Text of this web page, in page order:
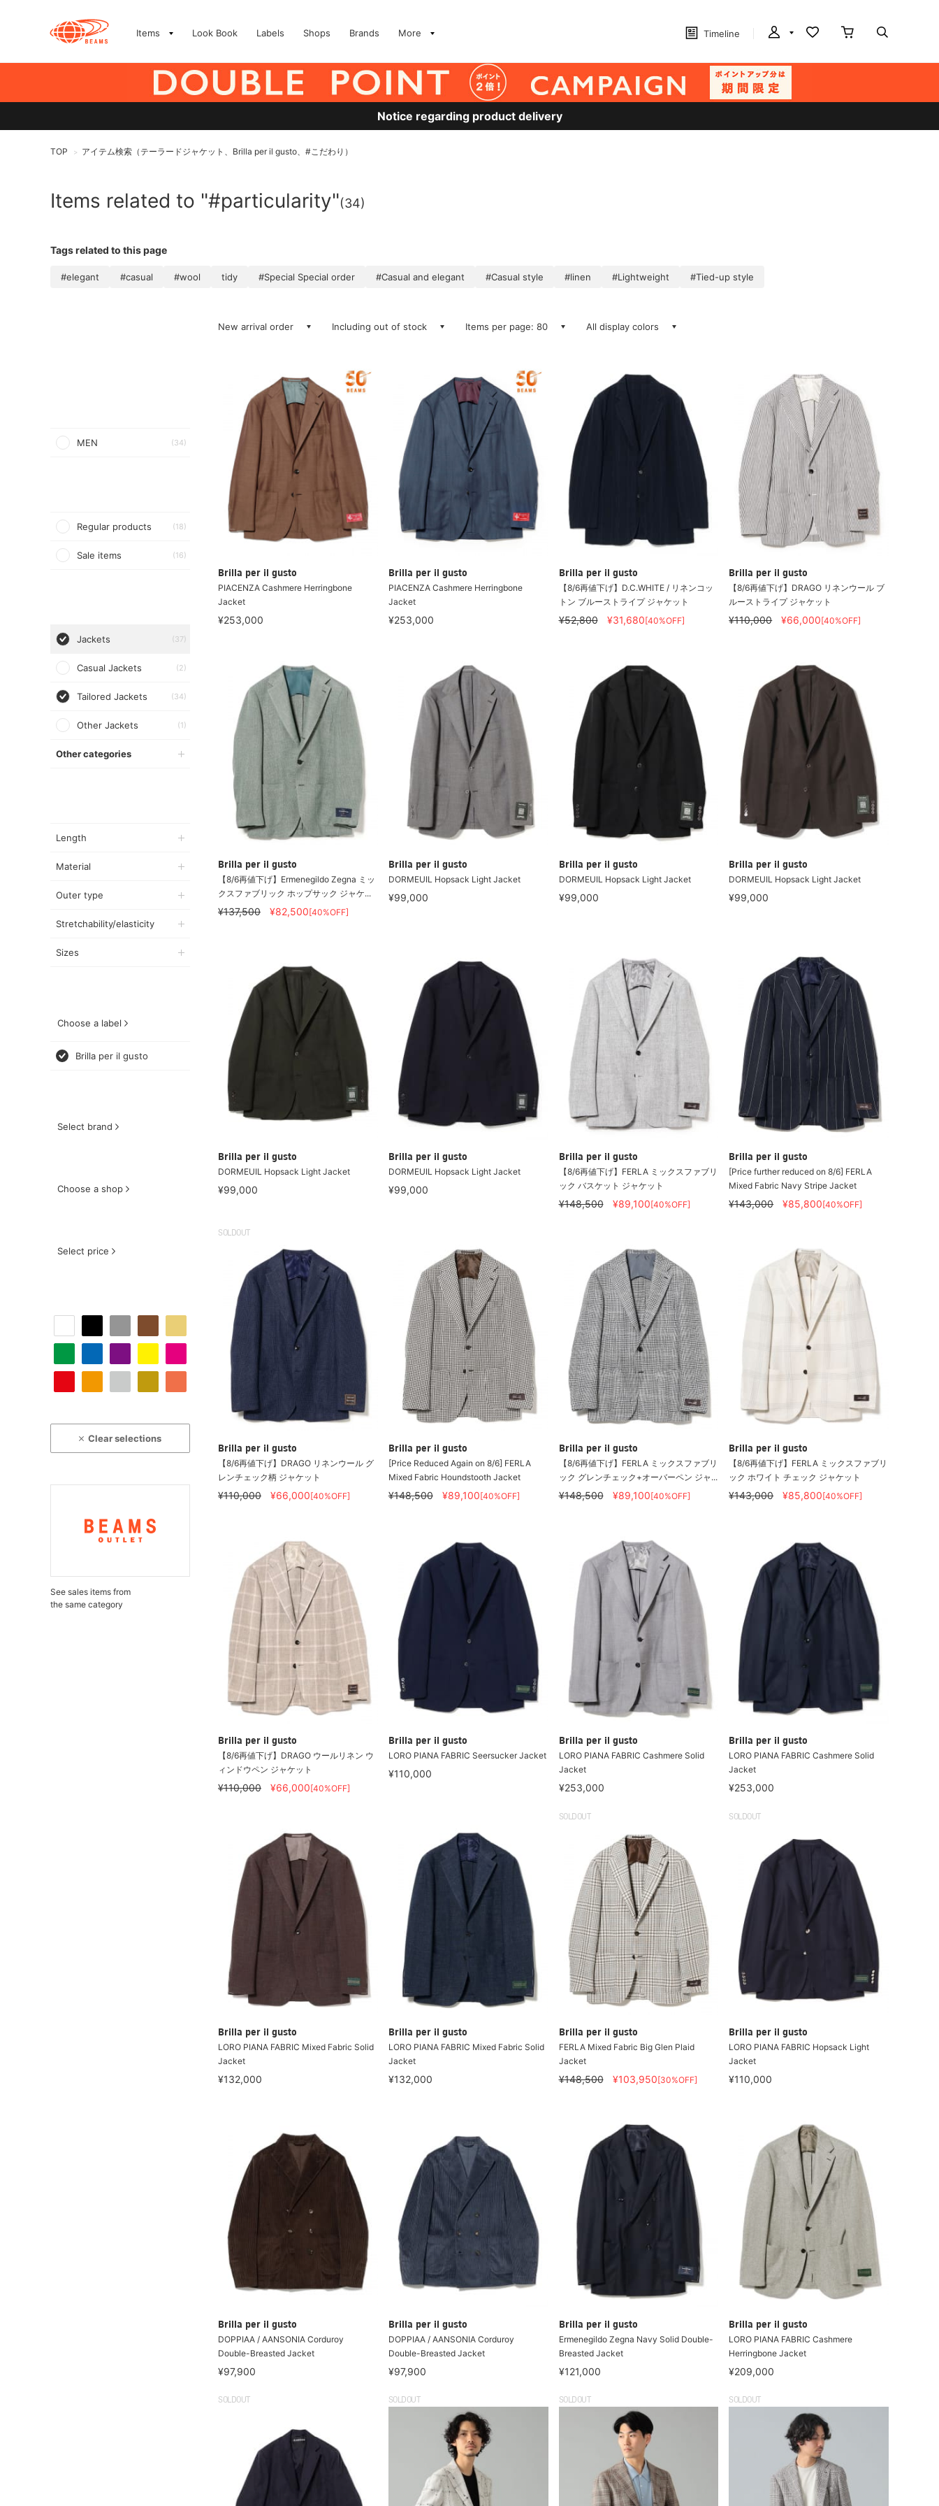
Items Look Book Labels Shops Brands More Timeline
Notice regarding product delivery
TOP > アイテム検索（テーラードジャケット、Brilla per il gusto、#こだわり）
Items related to "#particularity"(34)
Tags related to this page
#elegant #casual #wool tidy #Special Special order #Casual and elegant #Casual style #linen #Lightweight #Tied-up style
MEN (34)
Regular products (18)
Sale items (16)
Jackets (37)
Casual Jackets (2)
Tailored Jackets (34)
Other Jackets (1)
Other categories
Length
Material
Outer type
Stretchability/elasticity
Sizes
Choose a label
Brilla per il gusto
Select brand
Choose a shop
Select price
Clear selections
See sales items from
the same category
New arrival order Including out of stock Items per page: 80 All display colors
Brilla per il gusto
PIACENZA Cashmere Herringbone
Jacket
¥253,000
Brilla per il gusto
PIACENZA Cashmere Herringbone
Jacket
¥253,000
Brilla per il gusto
【8/6再値下げ】D.C.WHITE / リネンコッ
トン ブルーストライプ ジャケット
¥52,800 ¥31,680[40%OFF]
Brilla per il gusto
【8/6再値下げ】DRAGO リネンウール ブ
ルーストライプ ジャケット
¥110,000 ¥66,000[40%OFF]
Brilla per il gusto
【8/6再値下げ】Ermenegildo Zegna ミッ
クスファブリック ホップサック ジャケ...
¥137,500 ¥82,500[40%OFF]
Brilla per il gusto
DORMEUIL Hopsack Light Jacket
¥99,000
Brilla per il gusto
DORMEUIL Hopsack Light Jacket
¥99,000
Brilla per il gusto
DORMEUIL Hopsack Light Jacket
¥99,000
Brilla per il gusto
DORMEUIL Hopsack Light Jacket
¥99,000
Brilla per il gusto
DORMEUIL Hopsack Light Jacket
¥99,000
Brilla per il gusto
【8/6再値下げ】FERLA ミックスファブリ
ック バスケット ジャケット
¥148,500 ¥89,100[40%OFF]
Brilla per il gusto
[Price further reduced on 8/6] FERLA
Mixed Fabric Navy Stripe Jacket
¥143,000 ¥85,800[40%OFF]
SOLDOUT
Brilla per il gusto
【8/6再値下げ】DRAGO リネンウール グ
レンチェック柄 ジャケット
¥110,000 ¥66,000[40%OFF]
Brilla per il gusto
[Price Reduced Again on 8/6] FERLA
Mixed Fabric Houndstooth Jacket
¥148,500 ¥89,100[40%OFF]
Brilla per il gusto
【8/6再値下げ】FERLA ミックスファブリ
ック グレンチェック+オーバーペン ジャ...
¥148,500 ¥89,100[40%OFF]
Brilla per il gusto
【8/6再値下げ】FERLA ミックスファブリ
ック ホワイト チェック ジャケット
¥143,000 ¥85,800[40%OFF]
Brilla per il gusto
【8/6再値下げ】DRAGO ウールリネン ウ
ィンドウペン ジャケット
¥110,000 ¥66,000[40%OFF]
Brilla per il gusto
LORO PIANA FABRIC Seersucker Jacket
¥110,000
Brilla per il gusto
LORO PIANA FABRIC Cashmere Solid
Jacket
¥253,000
Brilla per il gusto
LORO PIANA FABRIC Cashmere Solid
Jacket
¥253,000
Brilla per il gusto
LORO PIANA FABRIC Mixed Fabric Solid
Jacket
¥132,000
Brilla per il gusto
LORO PIANA FABRIC Mixed Fabric Solid
Jacket
¥132,000
SOLDOUT
Brilla per il gusto
FERLA Mixed Fabric Big Glen Plaid
Jacket
¥148,500 ¥103,950[30%OFF]
SOLDOUT
Brilla per il gusto
LORO PIANA FABRIC Hopsack Light
Jacket
¥110,000
Brilla per il gusto
DOPPIAA / AANSONIA Corduroy
Double-Breasted Jacket
¥97,900
Brilla per il gusto
DOPPIAA / AANSONIA Corduroy
Double-Breasted Jacket
¥97,900
Brilla per il gusto
Ermenegildo Zegna Navy Solid Double-
Breasted Jacket
¥121,000
Brilla per il gusto
LORO PIANA FABRIC Cashmere
Herringbone Jacket
¥209,000
SOLDOUT SOLDOUT SOLDOUT SOLDOUT